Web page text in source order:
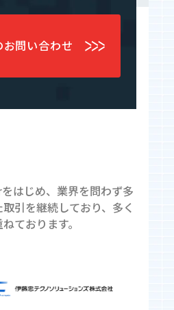
お問い合わせ
はじめ、業界を問わず多
引を継続しており、 多く
ております。